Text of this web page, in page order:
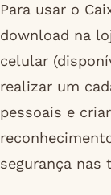
Para usar o
download na
celular
realizar um
pessoais e
segurança nas